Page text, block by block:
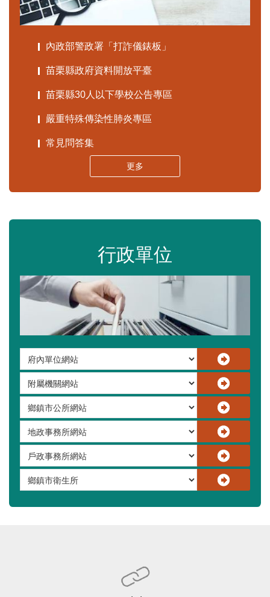
內政部警政署「打詐儀錶板」
苗栗縣政府資料開放平臺
苗栗縣30人以下學校公告專區
嚴重特殊傳染性肺炎專區
常見問答集
更多
行政單位